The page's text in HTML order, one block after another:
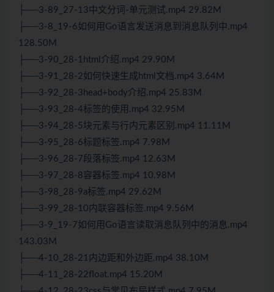
├──3-89_27-13中文分词-单元测试.mp4 29.82M
├──3-8_19-6如何用Go语言发送消息到消息队列中.mp4
128.50M
├──3-90_28-1html介绍.mp4 29.90M
├──3-91_28-2如何快速生成html文档.mp4 3.64M
├──3-92_28-3head+body介绍.mp4 25.83M
├──3-93_28-4标签的使用.mp4 32.95M
├──3-94_28-5块元素与行内元素区别.mp4 11.11M
├──3-95_28-6标题标签.mp4 7.98M
├──3-96_28-7段落标签.mp4 12.63M
├──3-97_28-8容器标签.mp4 10.98M
├──3-98_28-9a标签.mp4 29.62M
├──3-99_28-10内联容器标签.mp4 9.56M
├──3-9_19-7如何用Go语言读取消息队列中的消息.mp4
143.03M
├──4-10_28-21内边距和外边距.mp4 38.10M
├──4-11_28-22float.mp4 15.20M